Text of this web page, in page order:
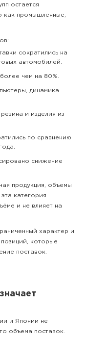
остается
как промышленные,
сократились на
автомобилей.
чем на 80%.
динамика
и изделия из
по сравнению
снижение
продукция, объемы
категория
и не влияет на
характер и
которые
поставок.
и Японии не
объема поставок.